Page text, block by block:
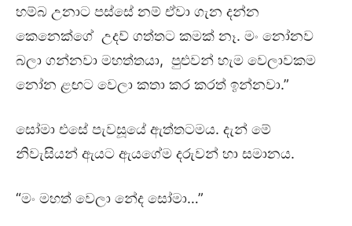
හම්බ උනාට පස්සේ නම් ඒවා ගැන දන්න
කෙනෙක්ගේ උදව් ගත්තට කමක් නෑ. මං නෝනව
බලා ගන්නවා මහත්තයා, පුළුවන් හැම වෙලාවකම
නෝන ළඟට වෙලා කතා කර කරත් ඉන්නවා.”
සෝමා එසේ පැවසූයේ ඇත්තටමය. දැන් මේ
නිවැසියන් ඇයට ඇයගේම දරුවන් හා සමානය.
“මං මහත් වෙලා නේද සෝමා…”